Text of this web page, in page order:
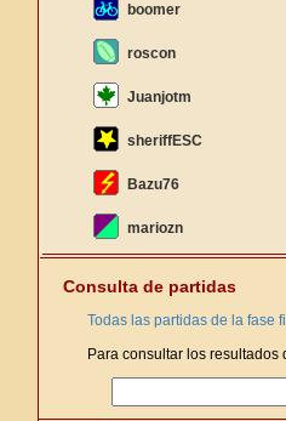
boomer
roscon
Juanjotm
sheriffESC
Bazu76
mariozn
Consulta de partidas
Todas las partidas de la fase
Para consultar los